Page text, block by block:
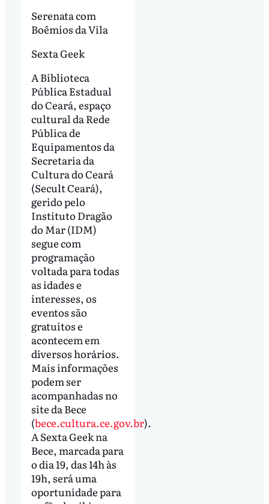
Serenata com
Boêmios da Vila
Sexta Geek
A Biblioteca
Pública Estadual
do Ceará, espaço
cultural da Rede
Pública de
Equipamentos da
Secretaria da
Cultura do Ceará
(Secult Ceará),
gerido pelo
Instituto Dragão
do Mar (IDM)
segue com
programação
voltada para todas
as idades e
interesses, os
eventos são
gratuitos e
acontecem em
diversos horários.
Mais informações
podem ser
acompanhadas no
site da Bece
(bece.cultura.ce.gov.br).
A Sexta Geek na
Bece, marcada para
o dia 19, das 14h às
19h, será uma
oportunidade para